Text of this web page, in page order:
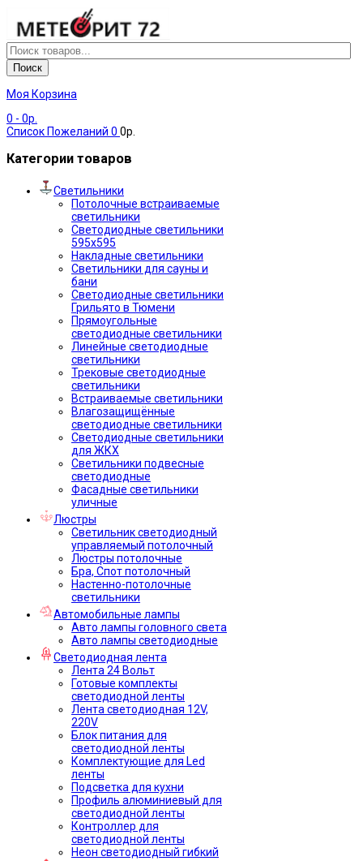
Поиск
Моя Корзина
0 - 0р.
Список Пожеланий 0 0р.
Категории товаров
Светильники
Потолочные встраиваемые
светильники
Светодиодные светильники
595х595
Накладные светильники
Светильники для сауны и
бани
Светодиодные светильники
Грильято в Тюмени
Прямоугольные
светодиодные светильники
Линейные светодиодные
светильники
Трековые светодиодные
светильники
Встраиваемые светильники
Влагозащищённые
светодиодные светильники
Светодиодные светильники
для ЖКХ
Светильники подвесные
светодиодные
Фасадные светильники
уличные
Люстры
Светильник светодиодный
управляемый потолочный
Люстры потолочные
Бра, Спот потолочный
Настенно-потолочные
светильники
Автомобильные лампы
Авто лампы головного света
Авто лампы светодиодные
Светодиодная лента
Лента 24 Вольт
Готовые комплекты
светодиодной ленты
Лента светодиодная 12V,
220V
Блок питания для
светодиодной ленты
Комплектующие для Led
ленты
Подсветка для кухни
Профиль алюминиевый для
светодиодной ленты
Контроллер для
светодиодной ленты
Неон светодиодный гибкий